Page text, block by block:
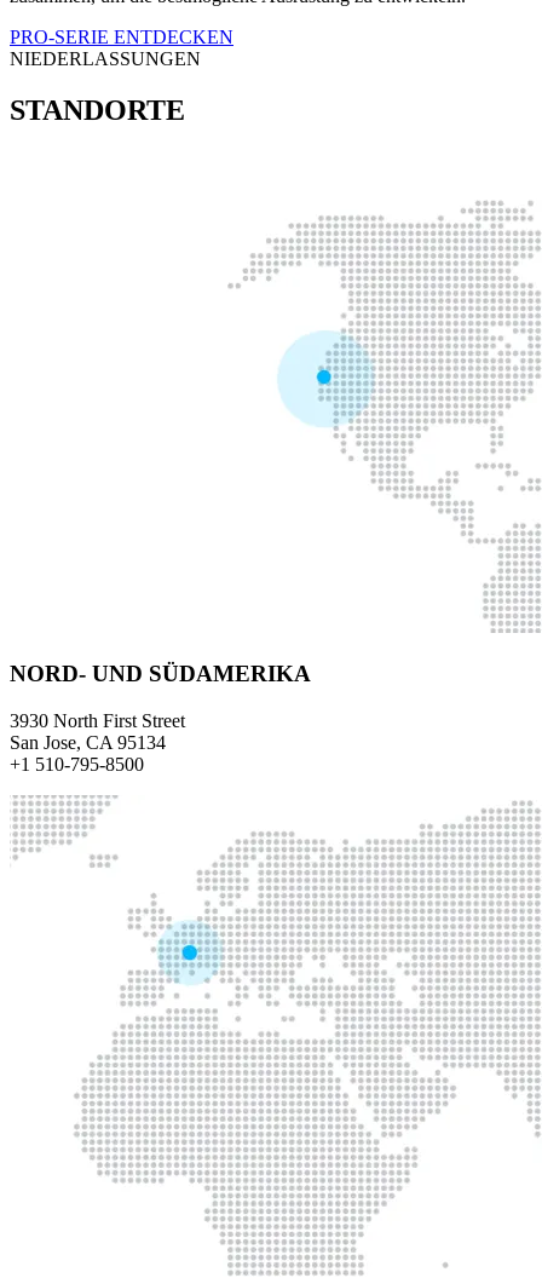
PRO-SERIE ENTDECKEN
NIEDERLASSUNGEN
STANDORTE
NORD- UND SÜDAMERIKA
3930 North First Street
San Jose, CA 95134
+1 510-795-8500